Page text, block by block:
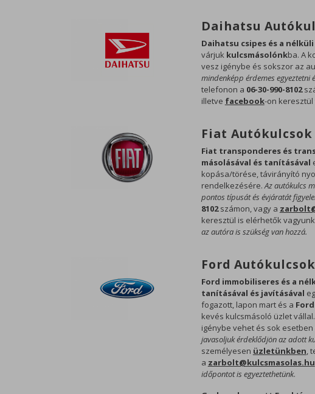
Daihatsu
Daihatsu csipes és a
várjuk kulcsmásolónkba. A
vesz igénybe és sokszor az
mindenképp érdemes egyeztetni
telefonon a 06-30-990-8102
illetve facebook-on keresztül
Fiat Autókulcsok
Fiat transponderes és
másolásával és tanításával
kopása/törése, távirányító
rendelkezésére.Az autókulcs
pontos típusát és évjáratát
8102számon, vagy a
keresztül is elérhetők
az autóra is szükség van hozzá.
Ford
Ford immobiliseres és a
tanításával és javításával
fogazott, lapon mart és a
kevés kulcsmásoló üzlet
igénybe vehet és sok
javasoljuk érdeklődjön az adott
személyesen üzletünkben,
a zarbolt@kulcsmasolas.hu
időpontot is egyeztethetünk.